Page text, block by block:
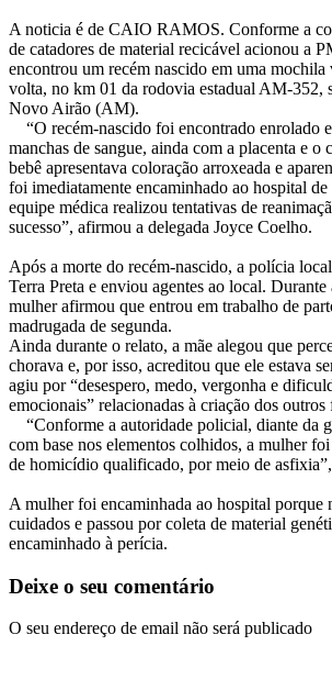
A noticia é de CAIO RAMOS. Conforme a
de catadores de material recicável acionou a
encontrou um recém nascido em uma
volta, no km 01 da rodovia estadual AM-352,
Novo Airão (AM).
“O recém-nascido foi encontrado enrolado
manchas de sangue, ainda com a placenta e
bebê apresentava coloração arroxeada e
foi imediatamente encaminhado ao hospital
equipe médica realizou tentativas de
sucesso”, afirmou a delegada Joyce Coelho.
Após a morte do recém-nascido, a polícia
Terra Preta e enviou agentes ao local. Durante
mulher afirmou que entrou em trabalho de
madrugada de segunda.
Ainda durante o relato, a mãe alegou que
chorava e, por isso, acreditou que ele estava
agiu por “desespero, medo, vergonha e
emocionais” relacionadas à criação dos outros
“Conforme a autoridade policial, diante da
com base nos elementos colhidos, a mulher
de homicídio qualificado, por meio de
A mulher foi encaminhada ao hospital porque
cuidados e passou por coleta de material
encaminhado à perícia.
Deixe o seu comentário
O seu endereço de email não será publicado